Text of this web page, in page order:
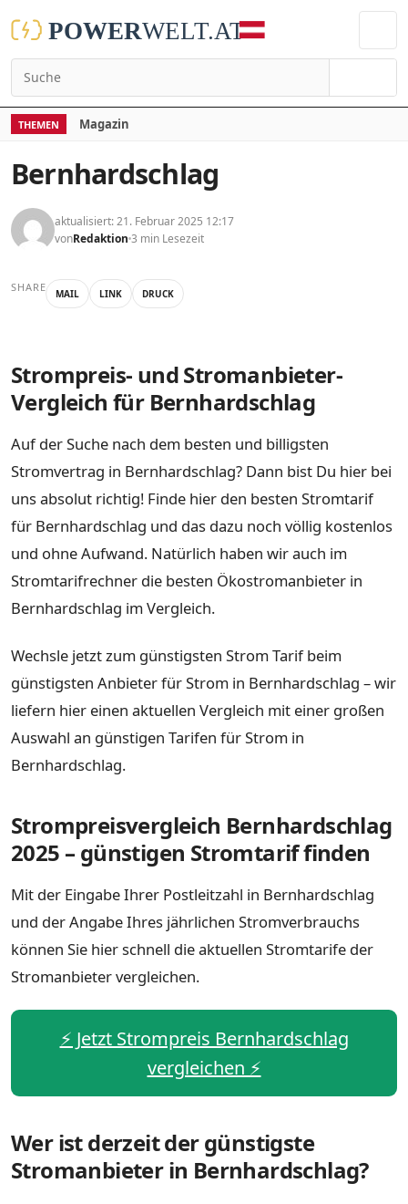
THEMEN Magazin
Bernhardschlag
aktualisiert: 21. Februar 2025 12:17
vonRedaktion 3 min Lesezeit
SHARE MAIL LINK DRUCK
Strompreis- und Stromanbieter-
Vergleich für Bernhardschlag
Auf der Suche nach dem besten und billigsten
Stromvertrag in Bernhardschlag? Dann bist Du hier bei
uns absolut richtig! Finde hier den besten Stromtarif
für Bernhardschlag und das dazu noch völlig kostenlos
und ohne Aufwand. Natürlich haben wir auch im
Stromtarifrechner die besten Ökostromanbieter in
Bernhardschlag im Vergleich.
Wechsle jetzt zum günstigsten Strom Tarif beim
günstigsten Anbieter für Strom in Bernhardschlag – wir
liefern hier einen aktuellen Vergleich mit einer großen
Auswahl an günstigen Tarifen für Strom in
Bernhardschlag.
Strompreisvergleich Bernhardschlag
2025 – günstigen Stromtarif finden
Mit der Eingabe Ihrer Postleitzahl in Bernhardschlag
und der Angabe Ihres jährlichen Stromverbrauchs
können Sie hier schnell die aktuellen Stromtarife der
Stromanbieter vergleichen.
⚡️ Jetzt Strompreis Bernhardschlag
vergleichen ⚡️
Wer ist derzeit der günstigste
Stromanbieter in Bernhardschlag?